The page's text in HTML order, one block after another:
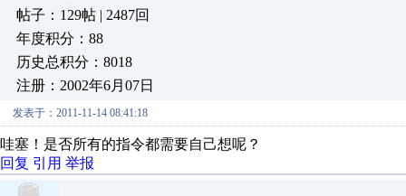
帖子：129帖 | 2487回
年度积分：88
历史总积分：8018
注册：2002年6月07日
发表于：2011-11-14 08:41:18
哇塞！是否所有的指令都需要自己想呢？
回复 引用 举报